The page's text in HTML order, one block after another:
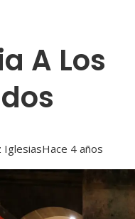
A Los
IglesiasHace 4 años